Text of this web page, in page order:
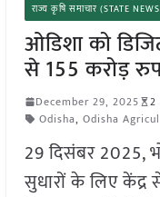
राज्य कृषि समाचार (STATE
ओडिशा को
से 155 करोड़
December 29, 2025
2
Odisha, Odisha
29 दिसंबर 2025,
सुधारों के लिए